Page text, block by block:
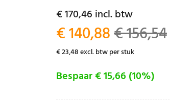
€ 170,46 incl. btw
€ 140,88€ 156,54
€ 23,48 excl. btw per stuk
Bespaar € 15,66 (10%)